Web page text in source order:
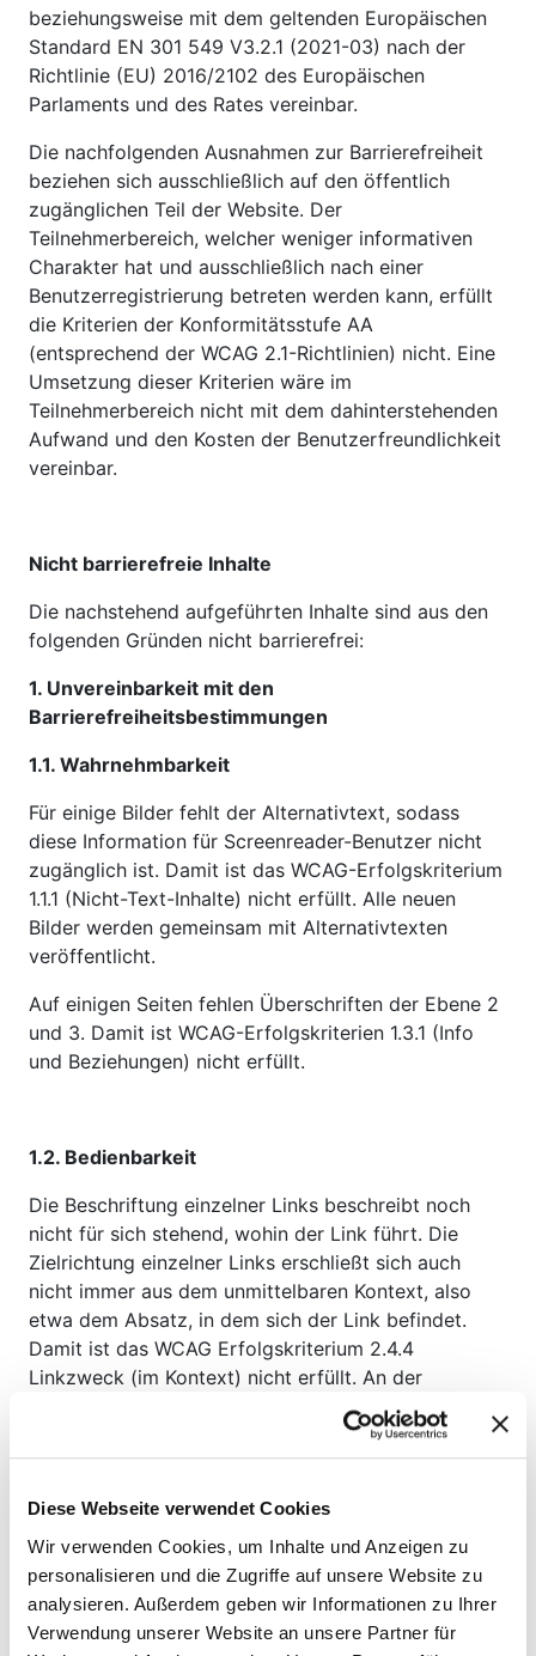
Diese Webseite verwendet Cookies
Wir verwenden Cookies, um Inhalte und Anzeigen zu
personalisieren und die Zugriffe auf unsere Website zu
analysieren. Außerdem geben wir Informationen zu Ihrer
Verwendung unserer Website an unsere Partner für
beziehungsweise mit dem geltenden Europäischen
Standard EN 301 549 V3.2.1 (2021-03) nach der
Richtlinie (EU) 2016/2102 des Europäischen
Parlaments und des Rates vereinbar.
Die nachfolgenden Ausnahmen zur Barrierefreiheit
beziehen sich ausschließlich auf den öffentlich
zugänglichen Teil der Website. Der
Teilnehmerbereich, welcher weniger informativen
Charakter hat und ausschließlich nach einer
Benutzerregistrierung betreten werden kann, erfüllt
die Kriterien der Konformitätsstufe AA
(entsprechend der WCAG 2.1-Richtlinien) nicht. Eine
Umsetzung dieser Kriterien wäre im
Teilnehmerbereich nicht mit dem dahinterstehenden
Aufwand und den Kosten der Benutzerfreundlichkeit
vereinbar.
Nicht barrierefreie Inhalte
Die nachstehend aufgeführten Inhalte sind aus den
folgenden Gründen nicht barrierefrei:
1. Unvereinbarkeit mit den
Barrierefreiheitsbestimmungen
1.1. Wahrnehmbarkeit
Für einige Bilder fehlt der Alternativtext, sodass
diese Information für Screenreader-Benutzer nicht
zugänglich ist. Damit ist das WCAG-Erfolgskriterium
1.1.1 (Nicht-Text-Inhalte) nicht erfüllt. Alle neuen
Bilder werden gemeinsam mit Alternativtexten
veröffentlicht.
Auf einigen Seiten fehlen Überschriften der Ebene 2
und 3. Damit ist WCAG-Erfolgskriterien 1.3.1 (Info
und Beziehungen) nicht erfüllt.
1.2. Bedienbarkeit
Die Beschriftung einzelner Links beschreibt noch
nicht für sich stehend, wohin der Link führt. Die
Zielrichtung einzelner Links erschließt sich auch
nicht immer aus dem unmittelbaren Kontext, also
etwa dem Absatz, in dem sich der Link befindet.
Damit ist das WCAG Erfolgskriterium 2.4.4
Linkzweck (im Kontext) nicht erfüllt. An der
1.3. Verständlichkeit
Manche Inhalte, die eine Eingabe durch den
Benutzer erfordern, sind nicht mit Beschriftungen
oder Anweisungen ausgestattet. Somit ist WCAG-
Erfolgskriterium 3.3.2 Beschriftungen (Labels) oder